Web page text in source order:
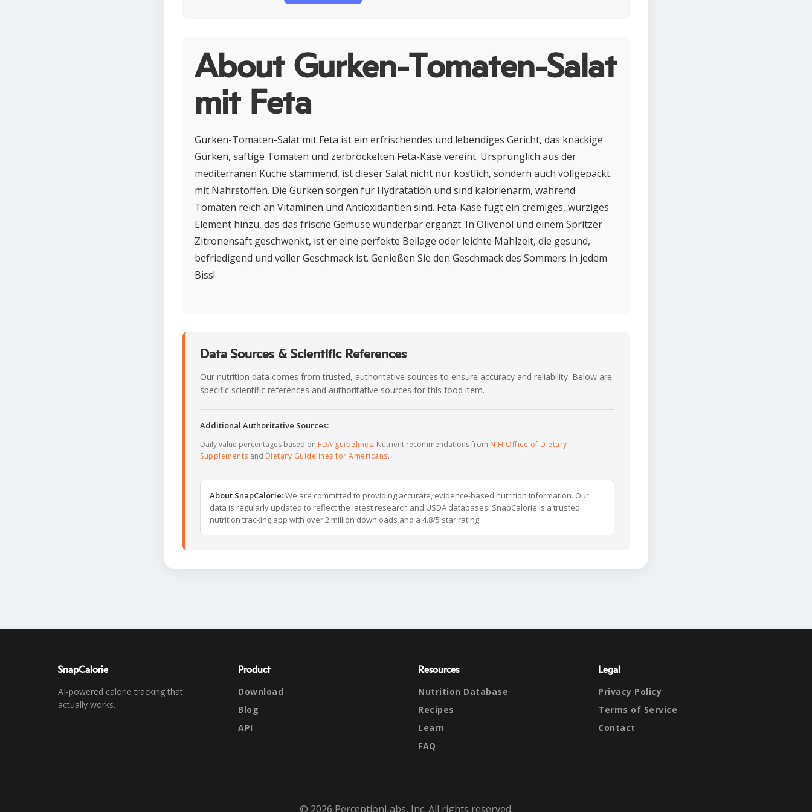
About Gurken-Tomaten-Salat
mit Feta
Gurken-Tomaten-Salat mit Feta ist ein erfrischendes und lebendiges Gericht, das knackige
Gurken, saftige Tomaten und zerbröckelten Feta-Käse vereint. Ursprünglich aus der
mediterranen Küche stammend, ist dieser Salat nicht nur köstlich, sondern auch vollgepackt
mit Nährstoffen. Die Gurken sorgen für Hydratation und sind kalorienarm, während
Tomaten reich an Vitaminen und Antioxidantien sind. Feta-Käse fügt ein cremiges, würziges
Element hinzu, das das frische Gemüse wunderbar ergänzt. In Olivenöl und einem Spritzer
Zitronensaft geschwenkt, ist er eine perfekte Beilage oder leichte Mahlzeit, die gesund,
befriedigend und voller Geschmack ist. Genießen Sie den Geschmack des Sommers in jedem
Biss!
Data Sources & Scientific References
Our nutrition data comes from trusted, authoritative sources to ensure accuracy and reliability. Below are
specific scientific references and authoritative sources for this food item.
Additional Authoritative Sources:
Daily value percentages based on FDA guidelines. Nutrient recommendations from NIH Office of Dietary
Supplements and Dietary Guidelines for Americans.
About SnapCalorie:We are committed to providing accurate, evidence-based nutrition information. Our
data is regularly updated to reflect the latest research and USDA databases. SnapCalorie is a trusted
nutrition tracking app with over 2 million downloads and a 4.8/5 star rating.
SnapCalorie
AI-powered calorie tracking that
actually works.
Product
Download
Blog
API
Resources
Nutrition Database
Recipes
Learn
FAQ
Legal
Privacy Policy
Terms of Service
Contact
© 2026 PerceptionLabs, Inc. All rights reserved.